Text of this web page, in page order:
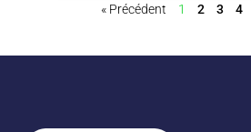
« Précédent 1 2 3 4